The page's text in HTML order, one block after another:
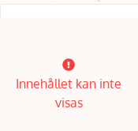
Innehållet kan inte
visas